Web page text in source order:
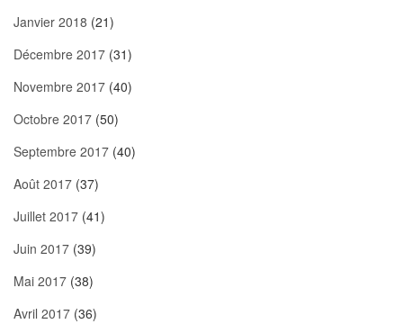
Janvier 2018 (21)
Décembre 2017 (31)
Novembre 2017 (40)
Octobre 2017 (50)
Septembre 2017 (40)
Août 2017 (37)
Juillet 2017 (41)
Juin 2017 (39)
Mai 2017 (38)
Avril 2017 (36)